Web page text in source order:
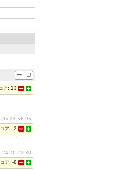
ア: 13
05 23:56:05
ア: -2
24 10:22:30
ア: -8